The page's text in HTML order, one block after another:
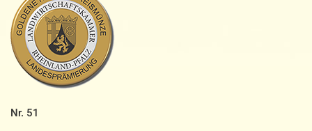
Nr. 51